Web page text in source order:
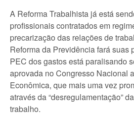
A Reforma Trabalhista já está
profissionais contratados em
precarização das relações de
Reforma da Previdência fará suas
PEC dos gastos está paralisando
aprovada no Congresso Nacional
Econômica, que mais uma vez
através da “desregulamentação”
trabalho.